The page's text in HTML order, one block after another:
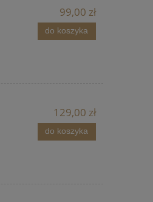
99,00 zł
do koszyka
129,00 zł
do koszyka